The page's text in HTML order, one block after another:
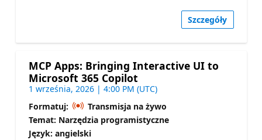
Szczegóły
MCP Apps: Bringing Interactive UI to
Microsoft 365 Copilot
1 września, 2026 | 4:00 PM (UTC)
Formatuj:
Transmisja na żywo
Temat: Narzędzia programistyczne
Język: angielski